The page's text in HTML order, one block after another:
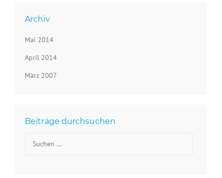
Archiv
Mai 2014
April 2014
März 2007
Beiträge durchsuchen